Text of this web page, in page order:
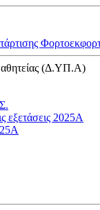
(Δ.ΥΠ.Α)
εξετάσεις 2025Α